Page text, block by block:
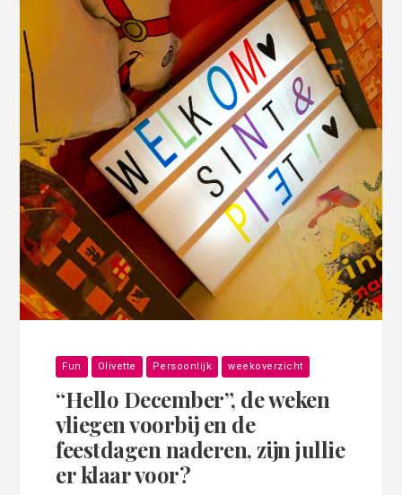
Fun Olivette Persoonlijk weekoverzicht
“Hello December”, de weken
vliegen voorbij en de
feestdagen naderen, zijn jullie
er klaar voor?